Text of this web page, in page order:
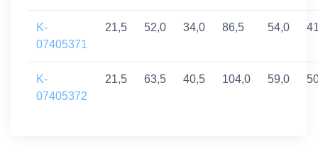
K-
07405371
21,5 52,0 34,0 86,5 54,0
K-
07405372
21,5 63,5 40,5 104,0 59,0